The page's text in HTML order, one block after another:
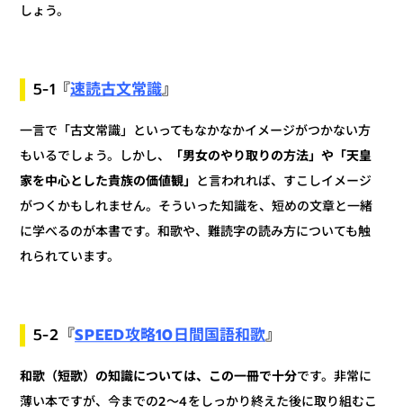
しょう。
5-1『速読古文常識』
一言で「古文常識」といってもなかなかイメージがつかない方
もいるでしょう。しかし、 「男女のやり取りの方法」や「天皇
家を中心とした貴族の価値観」 と言われれば、すこしイメージ
がつくかもしれません。そういった知識を、短めの文章と一緒
に学べるのが本書です。和歌や、難読字の読み方についても触
れられています。
5-2『SPEED攻略10日間国語和歌』
和歌（短歌）の知識については、この一冊で十分です。非常に
薄い本ですが、今までの2～4をしっかり終えた後に取り組むこ